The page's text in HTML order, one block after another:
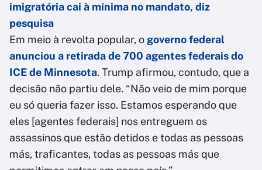
imigratória cai à mínima no mandato, diz
pesquisa
Em meio à revolta popular, o governo federal
anunciou a retirada de 700 agentes federais do
ICE de Minnesota. Trump afirmou, contudo, que a
decisão não partiu dele. “Não veio de mim porque
eu só queria fazer isso. Estamos esperando que
eles [agentes federais] nos entreguem os
assassinos que estão detidos e todas as pessoas
más, traficantes, todas as pessoas más que